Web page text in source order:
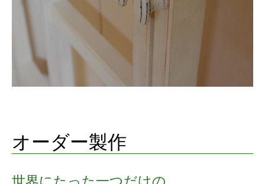
オーダー製作